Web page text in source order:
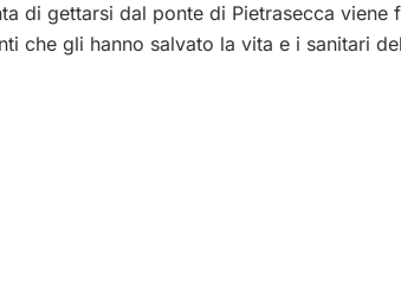
di gettarsi dal ponte di Pietrasecca
che gli hanno salvato la vita e i sanitari